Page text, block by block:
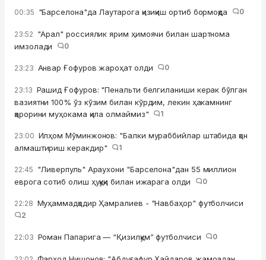
00:35 "Барселона"да Лаутарога қизиқиш ортиб бормоқда 0
23:52 "Арал" россиялик ярим ҳимоячи билан шартнома
имзолади
0
23:23 Анвар Ғофуров жароҳат олди 0
23:13 Рашид Ғофуров: "Пенальти белгиланиши керак бўлган
вазиятни 100% ўз кўзим билан кўрдим, лекин ҳакамнинг
қарорини муҳокама қила олмаймиз"
1
23:00 Илҳом Мўминжонов: "Балки мураббийлар штабида қон
алмаштириш керакдир"
1
22:45 "Ливерпуль" Араухони "Барселона"дан 55 миллион
еврога сотиб олиш ҳуқуқи билан ижарага олди
0
22:28 Муҳаммадқодир Ҳамралиев - "Навбаҳор" футболчиси
2
22:03 Роман Папарига — “Қизилқум” футболчиси 0